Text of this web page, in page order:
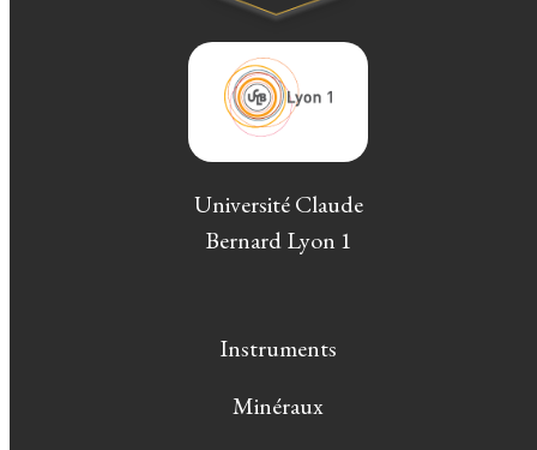
Université Claude
Bernard Lyon 1
Instruments
Minéraux